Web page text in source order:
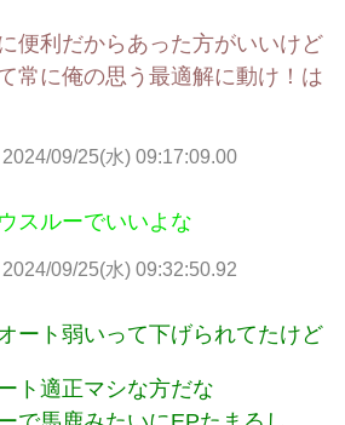
便利だからあった方がいいけど
常に俺の思う最適解に動け！は
2024/09/25(水) 09:17:09.00
スルーでいいよな
2024/09/25(水) 09:32:50.92
ート弱いって下げられてたけど
ト適正マシな方だな